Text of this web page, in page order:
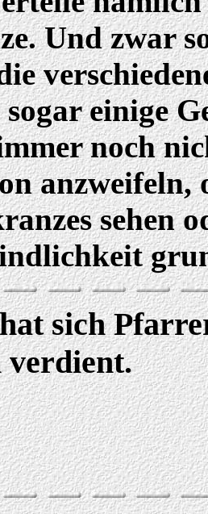
Und zwar
einige
noch
anzweifeln,
sehen
sich
verdient.